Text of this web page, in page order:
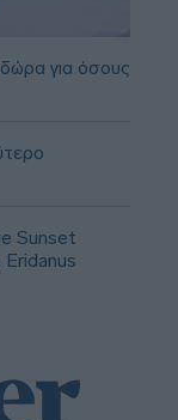
για όσους
Sunset